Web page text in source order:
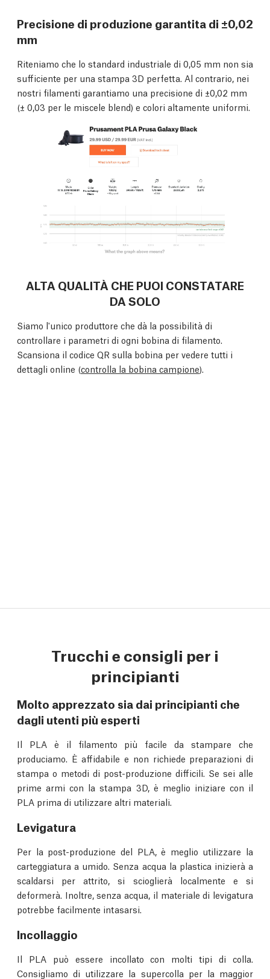
Precisione di produzione garantita di ±0,02
mm
Riteniamo che lo standard industriale di 0,05 mm non sia
sufficiente per una stampa 3D perfetta. Al contrario, nei
nostri filamenti garantiamo una precisione di ±0,02 mm
(± 0,03 per le miscele blend) e colori altamente uniformi.
ALTA QUALITÀ CHE PUOI CONSTATARE
DA SOLO
Siamo l'unico produttore che dà la possibilità di
controllare i parametri di ogni bobina di filamento.
Scansiona il codice QR sulla bobina per vedere tutti i
dettagli online (controlla la bobina campione).
Trucchi e consigli per i
principianti
Molto apprezzato sia dai principianti che
dagli utenti più esperti
Il PLA è il filamento più facile da stampare che
produciamo. È affidabile e non richiede preparazioni di
stampa o metodi di post-produzione difficili. Se sei alle
prime armi con la stampa 3D, è meglio iniziare con il
PLA prima di utilizzare altri materiali.
Levigatura
Per la post-produzione del PLA, è meglio utilizzare la
carteggiatura a umido. Senza acqua la plastica inizierà a
scaldarsi per attrito, si scioglierà localmente e si
deformerà. Inoltre, senza acqua, il materiale di levigatura
potrebbe facilmente intasarsi.
Incollaggio
Il PLA può essere incollato con molti tipi di colla.
Consigliamo di utilizzare la supercolla per la maggior